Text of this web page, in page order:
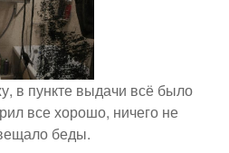
в пункте выдачи всё было
все хорошо, ничего не
беды.